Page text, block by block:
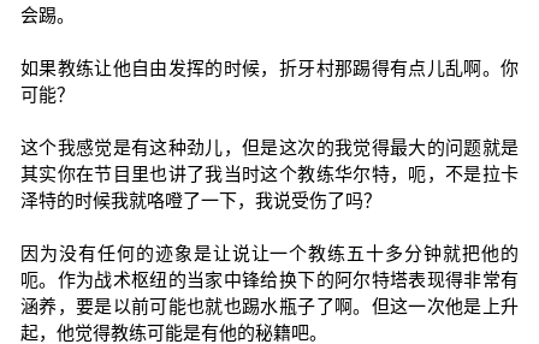
会踢。
如果教练让他自由发挥的时候，折牙村那踢得有点儿乱啊。你
可能？
这个我感觉是有这种劲儿，但是这次的我觉得最大的问题就是
其实你在节目里也讲了我当时这个教练华尔特，呃，不是拉卡
泽特的时候我就咯噔了一下，我说受伤了吗？
因为没有任何的迹象是让说让一个教练五十多分钟就把他的
呃。作为战术枢纽的当家中锋给换下的阿尔特塔表现得非常有
涵养，要是以前可能也就也踢水瓶子了啊。但这一次他是上升
起，他觉得教练可能是有他的秘籍吧。